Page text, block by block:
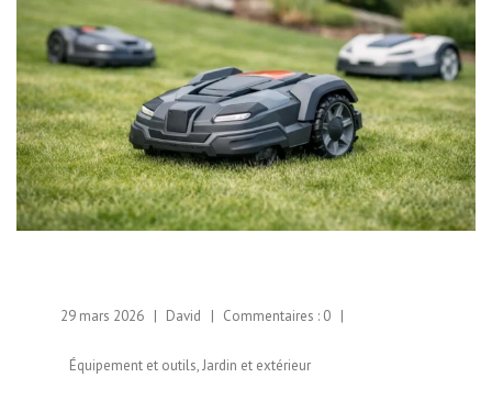
29 mars 2026 David Commentaires : 0
Équipement et outils,Jardin et extérieur